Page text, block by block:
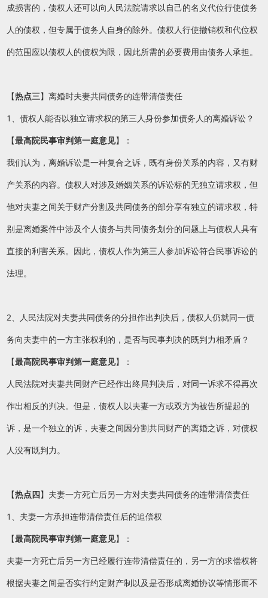
成损害的，债权人还可以向人民法院请求以自己的名义代位行使债务
人的债权，但专属于债务人自身的除外。债权人行使撤销权和代位权
的范围应以债权人的债权为限，因此所需的必要费用由债务人承担。
【热点三】离婚时夫妻共同债务的连带清偿责任
1、债权人能否以独立请求权的第三人身份参加债务人的离婚诉讼？
【最高院民事审判第一庭意见】：
我们认为，离婚诉讼是一种复合之诉，既有身份关系的内容，又有财
产关系的内容。债权人对涉及婚姻关系的诉讼标的无独立请求权，但
他对夫妻之间关于财产分割及共同债务的部分享有独立的请求权，特
别是离婚案件中涉及个人债务与共同债务划分的问题上与债权人具有
直接的利害关系。因此，债权人作为第三人参加诉讼符合民事诉讼的
法理。
2、人民法院对夫妻共同债务的分担作出判决后，债权人仍就同一债
务向夫妻中的一方主张权利的，是否与民事判决的既判力相矛盾？
【最高院民事审判第一庭意见】：
人民法院对夫妻共同财产已经作出终局判决后，对同一诉求不得再次
作出相反的判决。但是，债权人以夫妻一方或双方为被告所提起的
诉，是一个独立的诉，夫妻之间因分割共同财产的离婚之诉，对债权
人没有既判力。
【热点四】夫妻一方死亡后另一方对夫妻共同债务的连带清偿责任
1、夫妻一方承担连带清偿责任后的追偿权
【最高院民事审判第一庭意见】：
夫妻一方死亡后另一方已经履行连带清偿责任的，另一方的求偿权将
根据夫妻之间是否实行约定财产制以及是否形成离婚协议等情形而不